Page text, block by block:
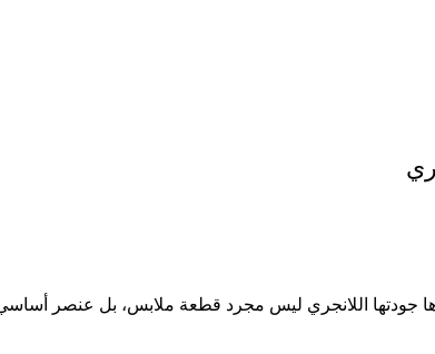
جودتها اللانجري ليس مجرد قطعة ملابس، بل عنصر